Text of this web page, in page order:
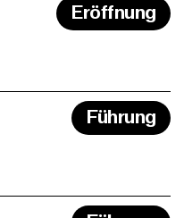
Eröffnung
Führung